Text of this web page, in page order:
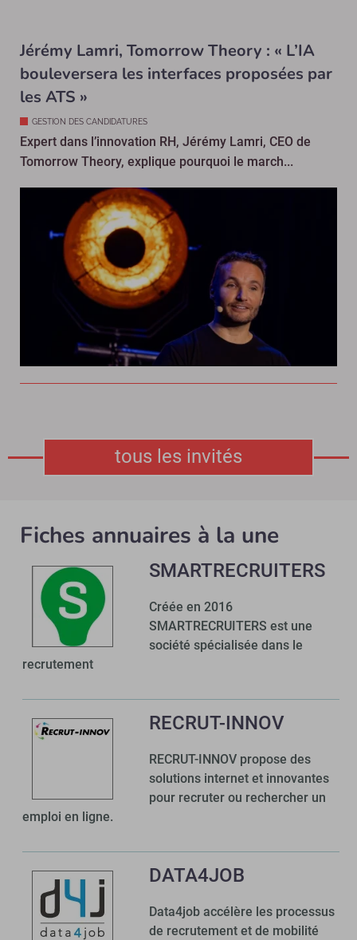
Jérémy Lamri, Tomorrow Theory : « L’IA
bouleversera les interfaces proposées par
les ATS »
GESTION DES CANDIDATURES
Expert dans l’innovation RH, Jérémy Lamri, CEO de
Tomorrow Theory, explique pourquoi le march...
tous les invités
Fiches annuaires à la une
SMARTRECRUITERS
Créée en 2016
SMARTRECRUITERS est une
société spécialisée dans le
recrutement
RECRUT-INNOV
RECRUT-INNOV propose des
solutions internet et innovantes
pour recruter ou rechercher un
emploi en ligne.
DATA4JOB
Data4job accélère les processus
de recrutement et de mobilité